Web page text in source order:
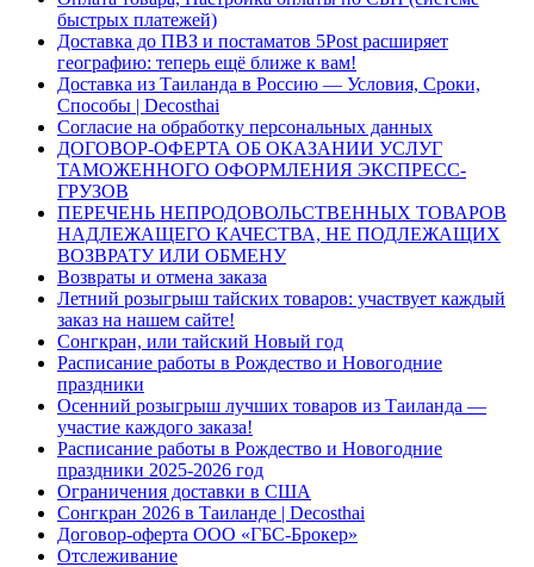
быстрых платежей)
Доставка до ПВЗ и постаматов 5Post расширяет
географию: теперь ещё ближе к вам!
Доставка из Таиланда в Россию — Условия, Сроки,
Способы | Decosthai
Согласие на обработку персональных данных
ДОГОВОР-ОФЕРТА ОБ ОКАЗАНИИ УСЛУГ
ТАМОЖЕННОГО ОФОРМЛЕНИЯ ЭКСПРЕСС-
ГРУЗОВ
ПЕРЕЧЕНЬ НЕПРОДОВОЛЬСТВЕННЫХ ТОВАРОВ
НАДЛЕЖАЩЕГО КАЧЕСТВА, НЕ ПОДЛЕЖАЩИХ
ВОЗВРАТУ ИЛИ ОБМЕНУ
Возвраты и отмена заказа
Летний розыгрыш тайских товаров: участвует каждый
заказ на нашем сайте!
Сонгкран, или тайский Новый год
Расписание работы в Рождество и Новогодние
праздники
Осенний розыгрыш лучших товаров из Таиланда —
участие каждого заказа!
Расписание работы в Рождество и Новогодние
праздники 2025-2026 год
Ограничения доставки в США
Сонгкран 2026 в Таиланде | Decosthai
Договор-оферта ООО «ГБС-Брокер»
Отслеживание